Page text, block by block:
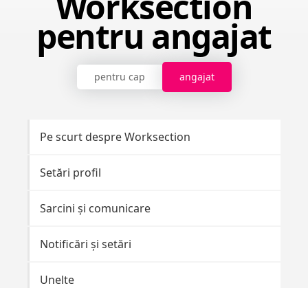
pentru angajat
pentru cap angajat
Pe scurt despre Worksection
Setări profil
Sarcini și comunicare
Notificări și setări
Unelte